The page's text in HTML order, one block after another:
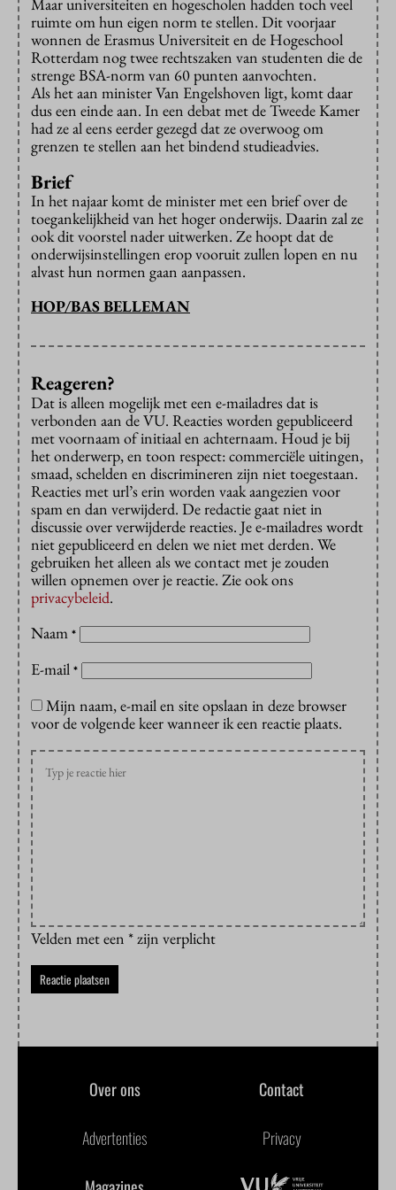
ruimte om hun eigen norm te stellen. Dit voorjaar
wonnen de Erasmus Universiteit en de Hogeschool
Rotterdam nog twee rechtszaken van studenten die de
strenge BSA-norm van 60 punten aanvochten.
Als het aan minister Van Engelshoven ligt, komt daar
dus een einde aan. In een debat met de Tweede Kamer
had ze al eens eerder gezegd dat ze overwoog om
grenzen te stellen aan het bindend studieadvies.
Brief
In het najaar komt de minister met een brief over de
toegankelijkheid van het hoger onderwijs. Daarin zal ze
ook dit voorstel nader uitwerken. Ze hoopt dat de
onderwijsinstellingen erop vooruit zullen lopen en nu
alvast hun normen gaan aanpassen.
HOP/BAS BELLEMAN
Reageren?
Dat is alleen mogelijk met een e-mailadres dat is
verbonden aan de VU. Reacties worden gepubliceerd
met voornaam of initiaal en achternaam. Houd je bij
het onderwerp, en toon respect: commerciële uitingen,
smaad, schelden en discrimineren zijn niet toegestaan.
Reacties met url’s erin worden vaak aangezien voor
spam en dan verwijderd. De redactie gaat niet in
discussie over verwijderde reacties. Je e-mailadres wordt
niet gepubliceerd en delen we niet met derden. We
gebruiken het alleen als we contact met je zouden
willen opnemen over je reactie. Zie ook ons
privacybeleid.
Naam *
E-mail *
Mijn naam, e-mail en site opslaan in deze browser
voor de volgende keer wanneer ik een reactie plaats.
Velden met een * zijn verplicht
Over ons Contact
Advertenties Privacy